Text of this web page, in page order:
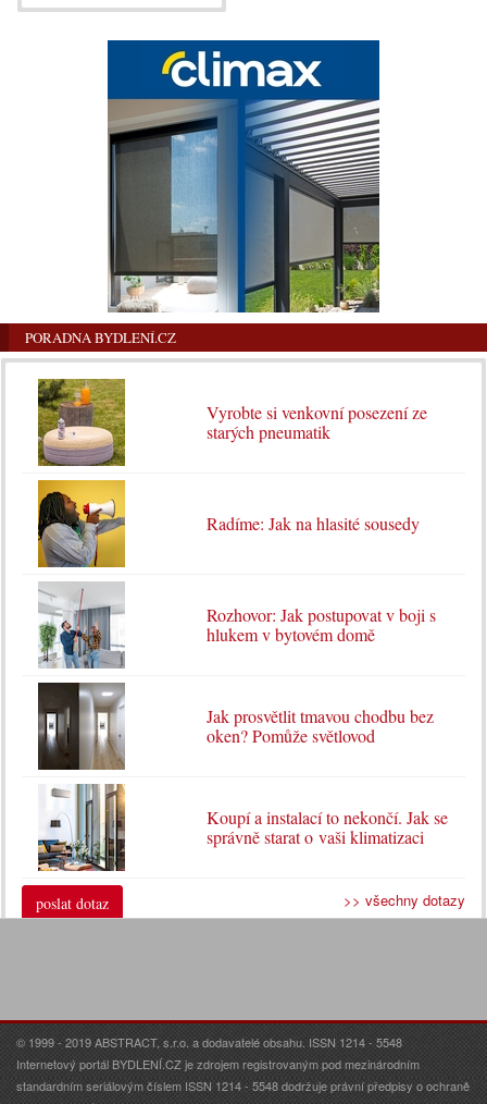
PORADNA BYDLENÍ.CZ
Vyrobte si venkovní posezení ze
starých pneumatik
Radíme: Jak na hlasité sousedy
Rozhovor: Jak postupovat v boji s
hlukem v bytovém domě
Jak prosvětlit tmavou chodbu bez
oken? Pomůže světlovod
Koupí a instalací to nekončí. Jak se
správně starat o vaši klimatizaci
poslat dotaz >> všechny dotazy
© 1999 - 2019 ABSTRACT, s.r.o. a dodavatelé obsahu. ISSN 1214 - 5548
Internetový portál BYDLENÍ.CZ je zdrojem registrovaným pod mezinárodním
standardním seriálovým číslem ISSN 1214 - 5548 dodržuje právní předpisy o ochraně